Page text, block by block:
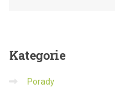
Kategorie
Porady